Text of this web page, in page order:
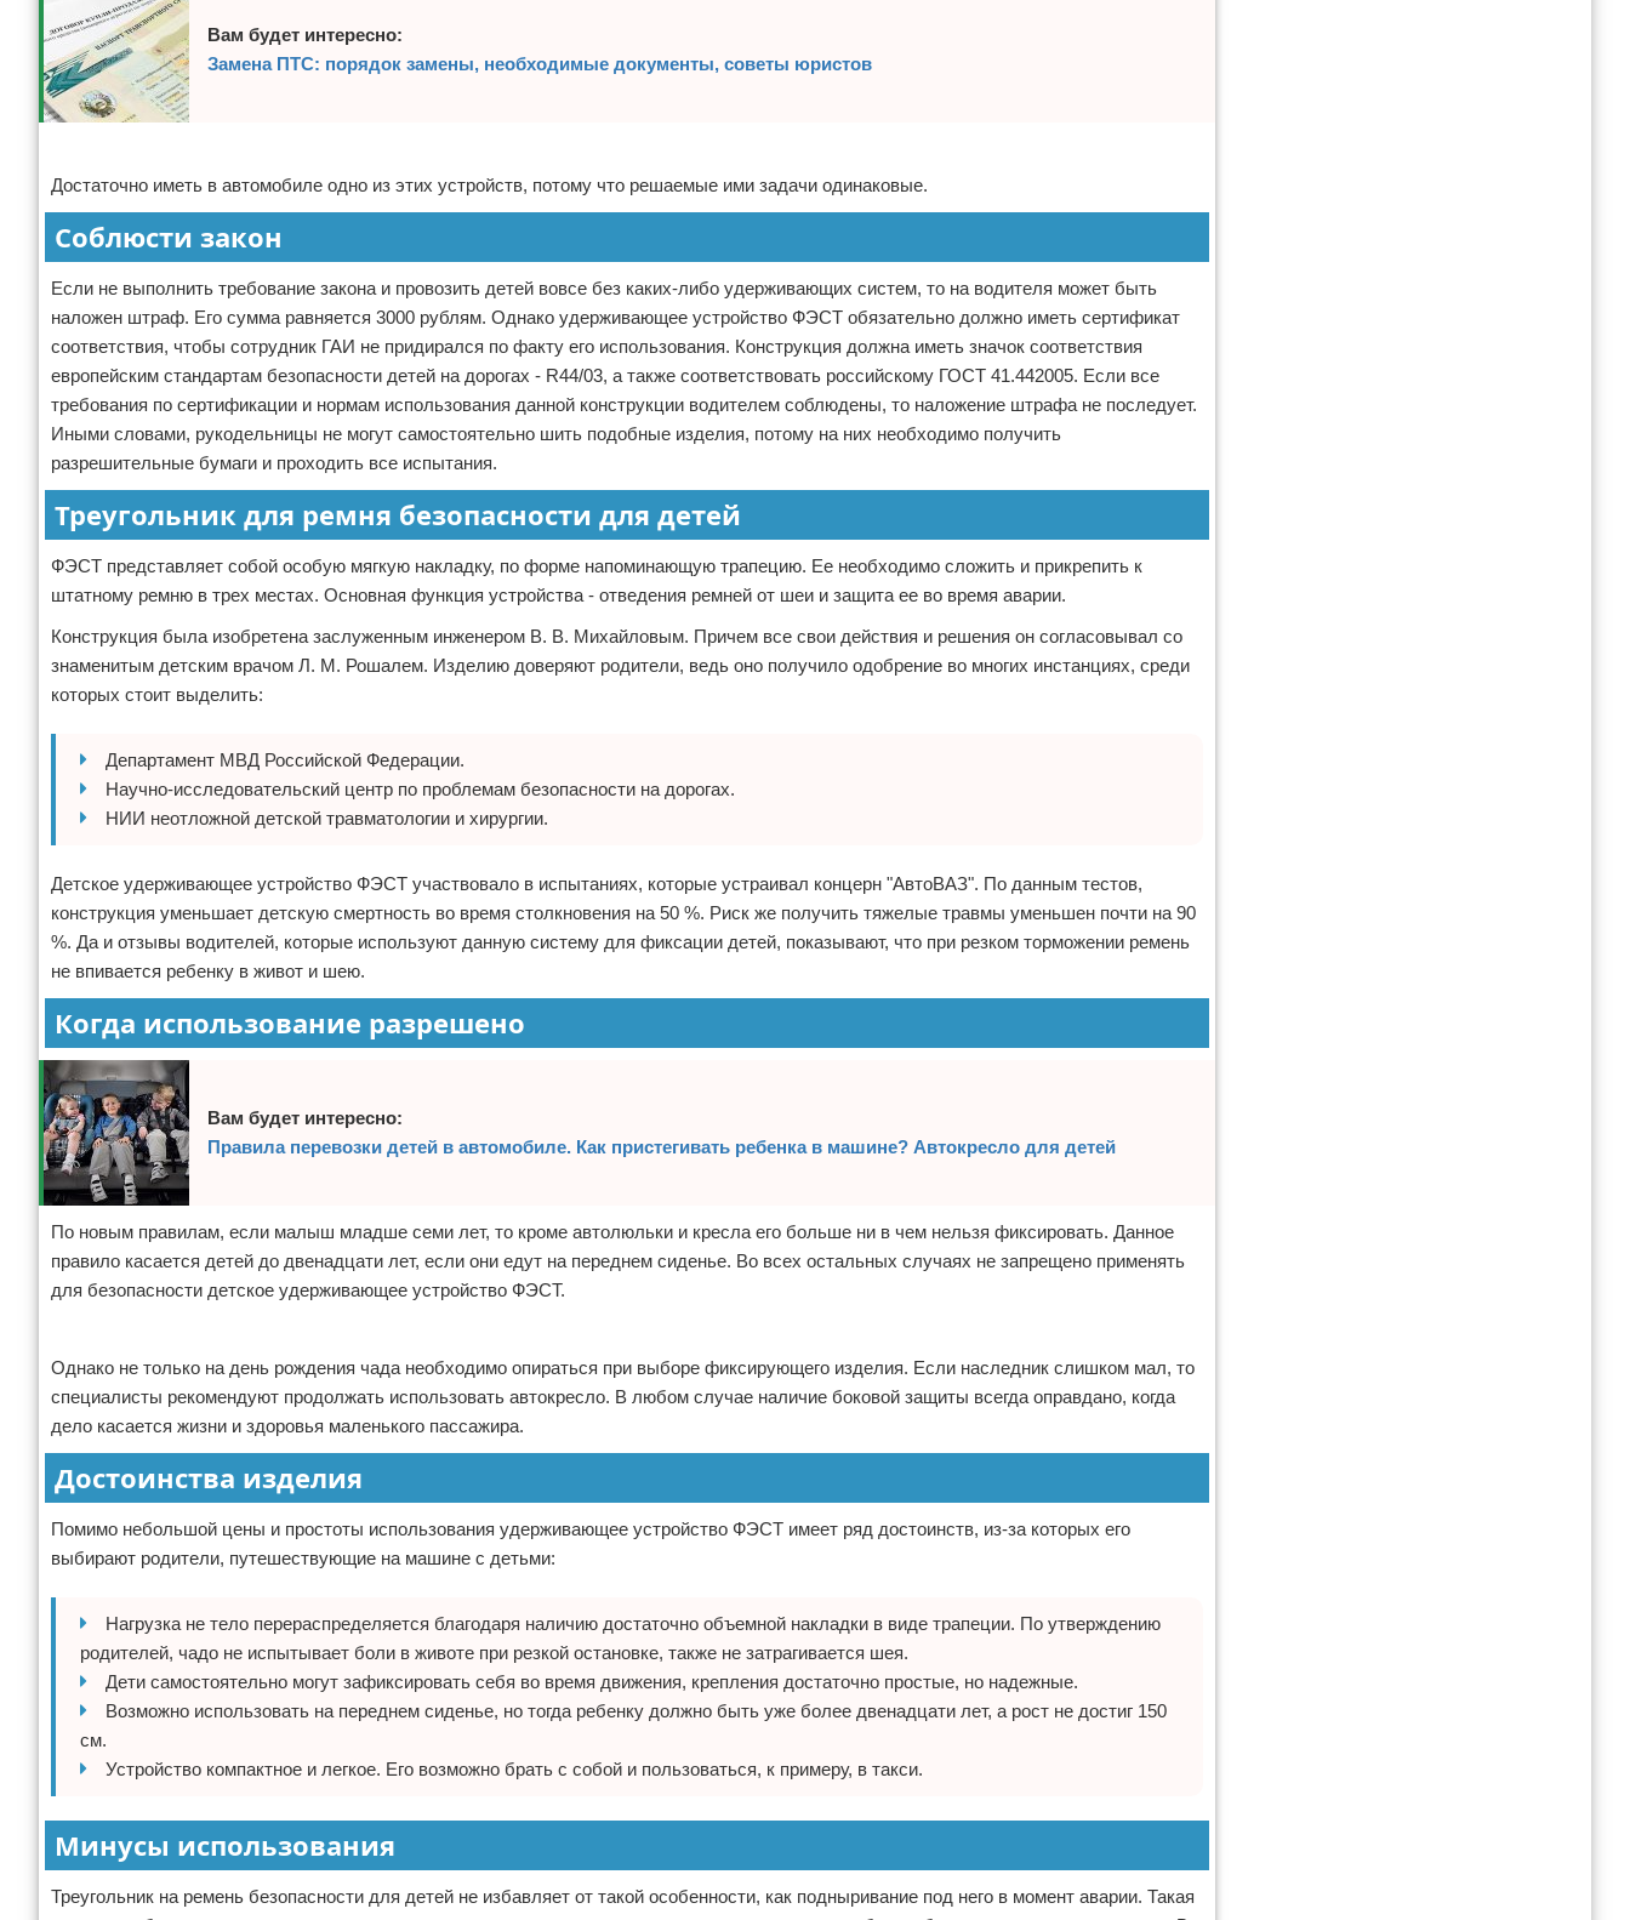
Вам будет интересно:
Замена ПТС: порядок замены, необходимые документы, советы юристов
Достаточно иметь в автомобиле одно из этих устройств, потому что решаемые ими задачи одинаковые.
Соблюсти закон
Если не выполнить требование закона и провозить детей вовсе без каких-либо удерживающих систем, то на водителя может быть
наложен штраф. Его сумма равняется 3000 рублям. Однако удерживающее устройство ФЭСТ обязательно должно иметь сертификат
соответствия, чтобы сотрудник ГАИ не придирался по факту его использования. Конструкция должна иметь значок соответствия
европейским стандартам безопасности детей на дорогах - R44/03, а также соответствовать российскому ГОСТ 41.442005. Если все
требования по сертификации и нормам использования данной конструкции водителем соблюдены, то наложение штрафа не последует.
Иными словами, рукодельницы не могут самостоятельно шить подобные изделия, потому на них необходимо получить
разрешительные бумаги и проходить все испытания.
Треугольник для ремня безопасности для детей
ФЭСТ представляет собой особую мягкую накладку, по форме напоминающую трапецию. Ее необходимо сложить и прикрепить к
штатному ремню в трех местах. Основная функция устройства - отведения ремней от шеи и защита ее во время аварии.
Конструкция была изобретена заслуженным инженером В. В. Михайловым. Причем все свои действия и решения он согласовывал со
знаменитым детским врачом Л. М. Рошалем. Изделию доверяют родители, ведь оно получило одобрение во многих инстанциях, среди
которых стоит выделить:
Департамент МВД Российской Федерации.
Научно-исследовательский центр по проблемам безопасности на дорогах.
НИИ неотложной детской травматологии и хирургии.
Детское удерживающее устройство ФЭСТ участвовало в испытаниях, которые устраивал концерн "АвтоВАЗ". По данным тестов,
конструкция уменьшает детскую смертность во время столкновения на 50 %. Риск же получить тяжелые травмы уменьшен почти на 90
%. Да и отзывы водителей, которые используют данную систему для фиксации детей, показывают, что при резком торможении ремень
не впивается ребенку в живот и шею.
Когда использование разрешено
Вам будет интересно:
Правила перевозки детей в автомобиле. Как пристегивать ребенка в машине? Автокресло для детей
По новым правилам, если малыш младше семи лет, то кроме автолюльки и кресла его больше ни в чем нельзя фиксировать. Данное
правило касается детей до двенадцати лет, если они едут на переднем сиденье. Во всех остальных случаях не запрещено применять
для безопасности детское удерживающее устройство ФЭСТ.
Однако не только на день рождения чада необходимо опираться при выборе фиксирующего изделия. Если наследник слишком мал, то
специалисты рекомендуют продолжать использовать автокресло. В любом случае наличие боковой защиты всегда оправдано, когда
дело касается жизни и здоровья маленького пассажира.
Достоинства изделия
Помимо небольшой цены и простоты использования удерживающее устройство ФЭСТ имеет ряд достоинств, из-за которых его
выбирают родители, путешествующие на машине с детьми:
Нагрузка не тело перераспределяется благодаря наличию достаточно объемной накладки в виде трапеции. По утверждению
родителей, чадо не испытывает боли в животе при резкой остановке, также не затрагивается шея.
Дети самостоятельно могут зафиксировать себя во время движения, крепления достаточно простые, но надежные.
Возможно использовать на переднем сиденье, но тогда ребенку должно быть уже более двенадцати лет, а рост не достиг 150
см.
Устройство компактное и легкое. Его возможно брать с собой и пользоваться, к примеру, в такси.
Минусы использования
Треугольник на ремень безопасности для детей не избавляет от такой особенности, как подныривание под него в момент аварии. Такая